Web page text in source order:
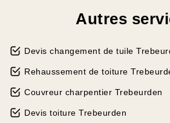
Autres
Devis changement de tuile
Rehaussement de toiture
Couvreur charpentier Trebeurden
Devis toiture Trebeurden